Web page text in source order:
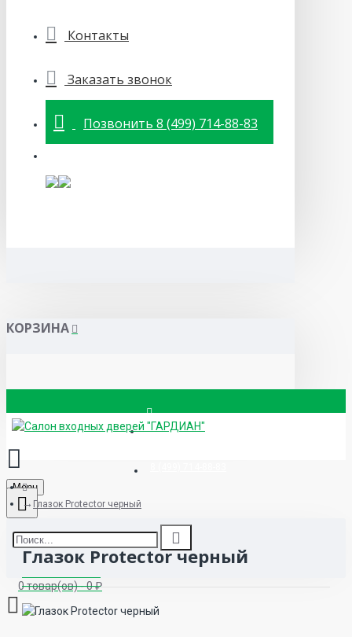
Контакты
Заказать звонок
Позвонить 8 (499) 714-88-83
КОРЗИНА
Вызвать замерщика
Menu
0 товар(ов) - 0 ₽
Глазок Protector черный
Глазок Protector черный